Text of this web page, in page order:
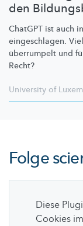
den
ChatGPT ist auch
eingeschlagen.
überrumpelt und
Recht?
University of
Folge
Diese
Cookies